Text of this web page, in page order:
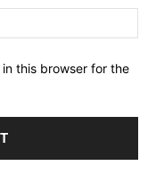
this browser for the